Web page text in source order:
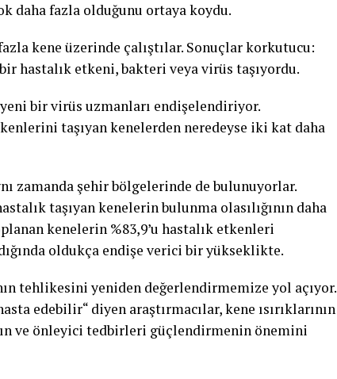
daha fazla olduğunu ortaya koydu.
kene üzerinde çalıştılar. Sonuçlar korkutucu:
hastalık etkeni, bakteri veya virüs taşıyordu.
bir virüs uzmanları endişelendiriyor.
taşıyan kenelerden neredeyse iki kat daha
zamanda şehir bölgelerinde de bulunuyorlar.
taşıyan kenelerin bulunma olasılığının daha
kenelerin %83,9’u hastalık etkenleri
oldukça endişe verici bir yükseklikte.
tehlikesini yeniden değerlendirmemize yol açıyor.
edebilir“ diyen araştırmacılar, kene ısırıklarının
ve önleyici tedbirleri güçlendirmenin önemini